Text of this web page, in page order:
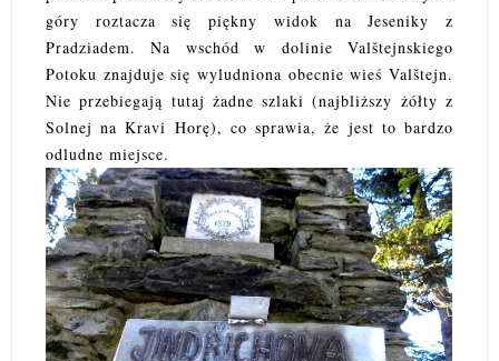
góry roztacza się piękny widok na Jeseniky z
Pradziadem. Na wschód w dolinie Valštejnskiego
Potoku znajduje się wyludniona obecnie wieś Valštejn.
Nie przebiegają tutaj żadne szlaki (najbliższy żółty z
Solnej na Kravi Horę), co sprawia, że jest to bardzo
odludne miejsce.